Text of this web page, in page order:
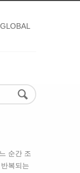
GLOBAL
순간 조
복되는